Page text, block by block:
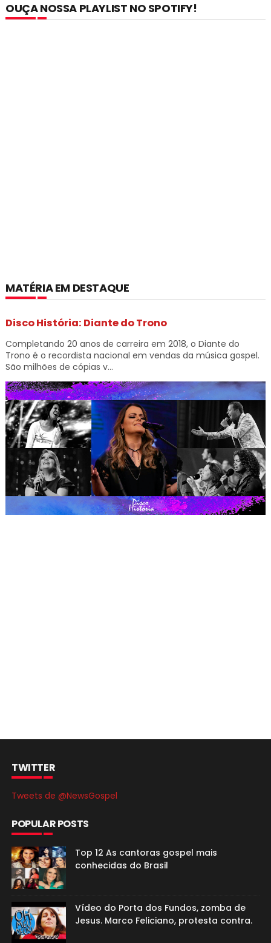
OUÇA NOSSA PLAYLIST NO SPOTIFY!
MATÉRIA EM DESTAQUE
Disco História: Diante do Trono
Completando 20 anos de carreira em 2018, o Diante do
Trono é o recordista nacional em vendas da música gospel.
São milhões de cópias v...
TWITTER
Tweets de @NewsGospel
POPULAR POSTS
Top 12 As cantoras gospel mais
conhecidas do Brasil
Vídeo do Porta dos Fundos, zomba de
Jesus. Marco Feliciano, protesta contra.